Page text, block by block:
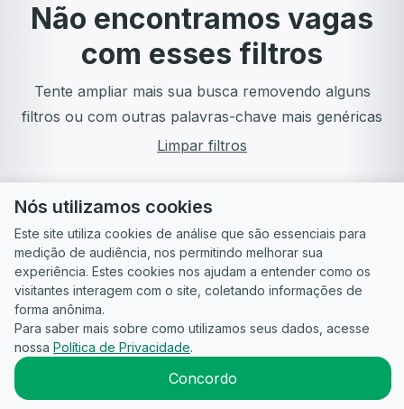
Não encontramos vagas
com esses filtros
Tente ampliar mais sua busca removendo alguns
filtros ou com outras palavras-chave mais genéricas
Limpar filtros
Guia do
Candidato
Para
empresas
Política de
Privacidade
Termos
2026CandidataAI
Nós utilizamos cookies
Este site utiliza cookies de análise que são essenciais para
medição de audiência, nos permitindo melhorar sua
experiência. Estes cookies nos ajudam a entender como os
visitantes interagem com o site, coletando informações de
forma anônima.
Para saber mais sobre como utilizamos seus dados, acesse
nossa Política de Privacidade.
Concordo